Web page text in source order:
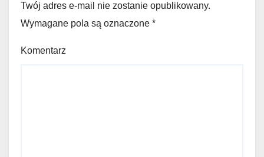
Twój adres e-mail nie zostanie opublikowany.
Wymagane pola są oznaczone *
Komentarz